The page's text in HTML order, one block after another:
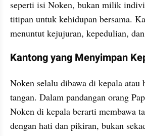
seperti isi Noken, bukan milik
titipan untuk kehidupan bersama.
menuntut kejujuran, kepedulian,
Kantong yang Menyimpan
Noken selalu dibawa di kepala
tangan. Dalam pandangan orang
Noken di kepala berarti membawa
dengan hati dan pikiran, bukan